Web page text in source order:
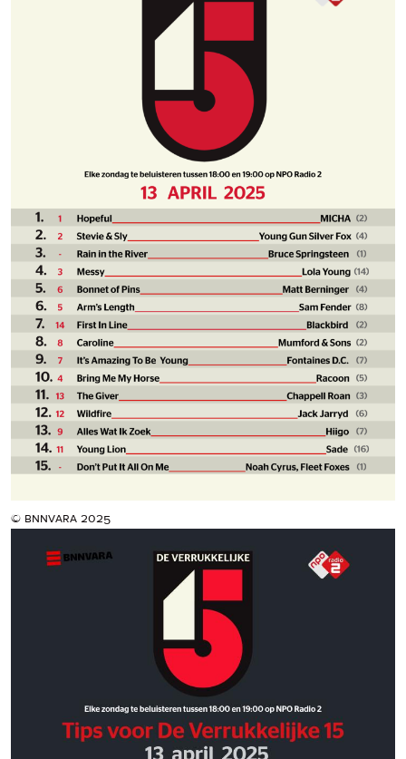
© bnnvara 2025